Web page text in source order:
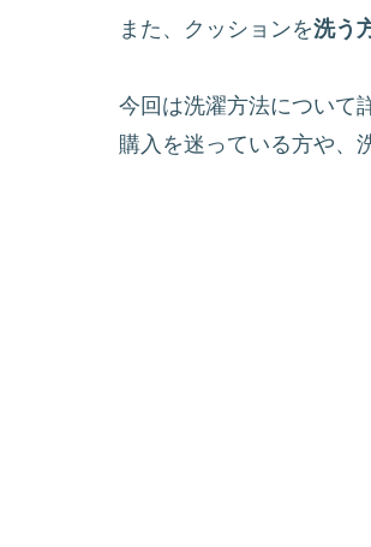
また、クッションを洗う
今回は洗濯方法について
購入を迷っている方や、